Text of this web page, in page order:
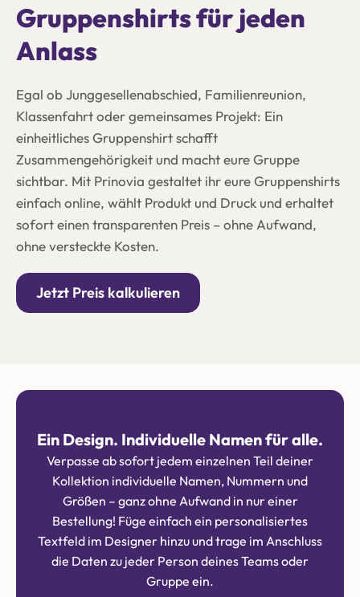
Gruppenshirts für jeden
Anlass
Egal ob Junggesellenabschied, Familienreunion,
Klassenfahrt oder gemeinsames Projekt: Ein
einheitliches Gruppenshirt schafft
Zusammengehörigkeit und macht eure Gruppe
sichtbar. Mit Prinovia gestaltet ihr eure Gruppenshirts
einfach online, wählt Produkt und Druck und erhaltet
sofort einen transparenten Preis – ohne Aufwand,
ohne versteckte Kosten.
Jetzt Preis kalkulieren
Ein Design. Individuelle Namen für alle.
Verpasse ab sofort jedem einzelnen Teil deiner
Kollektion individuelle Namen, Nummern und
Größen – ganz ohne Aufwand in nur einer
Bestellung! Füge einfach ein personalisiertes
Textfeld im Designer hinzu und trage im Anschluss
die Daten zu jeder Person deines Teams oder
Gruppe ein.